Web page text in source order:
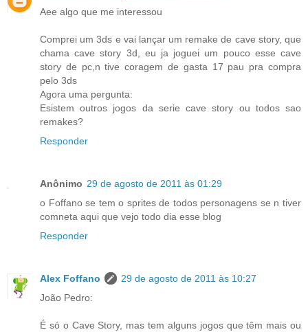
Aee algo que me interessou
Comprei um 3ds e vai lançar um remake de cave story, que
chama cave story 3d, eu ja joguei um pouco esse cave
story de pc,n tive coragem de gasta 17 pau pra compra
pelo 3ds
Agora uma pergunta:
Esistem outros jogos da serie cave story ou todos sao
remakes?
Responder
Anônimo 29 de agosto de 2011 às 01:29
o Foffano se tem o sprites de todos personagens se n tiver
comneta aqui que vejo todo dia esse blog
Responder
Alex Foffano
29 de agosto de 2011 às 10:27
João Pedro:
É só o Cave Story, mas tem alguns jogos que têm mais ou